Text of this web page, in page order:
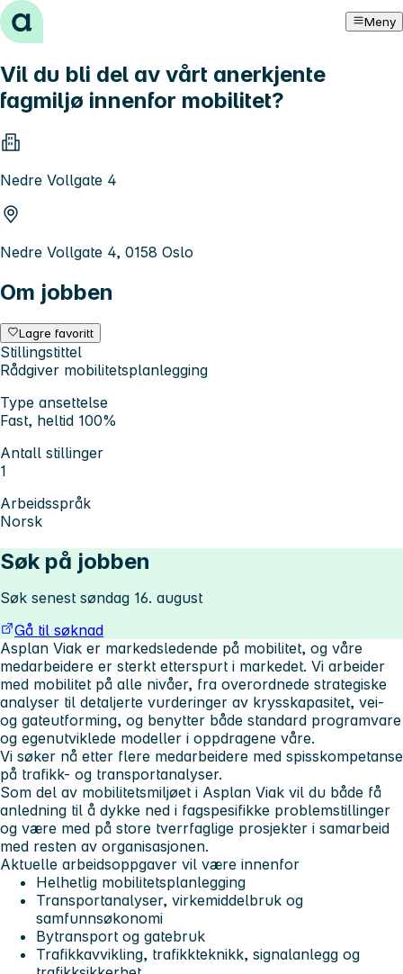
Hopp til innhold Meny
Vil du bli del av vårt anerkjente
fagmiljø innenfor mobilitet?
Nedre Vollgate 4
Nedre Vollgate 4, 0158 Oslo
Om jobben
Lagre favoritt
Stillingstittel
Rådgiver mobilitetsplanlegging
Type ansettelse
Fast, heltid 100%
Antall stillinger
1
Arbeidsspråk
Norsk
Søk på jobben
Søk senest søndag 16. august
Gå til søknad
Asplan Viak er markedsledende på mobilitet, og våre
medarbeidere er sterkt etterspurt i markedet. Vi arbeider
med mobilitet på alle nivåer, fra overordnede strategiske
analyser til detaljerte vurderinger av krysskapasitet, vei-
og gateutforming, og benytter både standard programvare
og egenutviklede modeller i oppdragene våre.
Vi søker nå etter flere medarbeidere med spisskompetanse
på trafikk- og transportanalyser.
Som del av mobilitetsmiljøet i Asplan Viak vil du både få
anledning til å dykke ned i fagspesifikke problemstillinger
og være med på store tverrfaglige prosjekter i samarbeid
med resten av organisasjonen.
Aktuelle arbeidsoppgaver vil være innenfor
Helhetlig mobilitetsplanlegging
Transportanalyser, virkemiddelbruk og
samfunnsøkonomi
Bytransport og gatebruk
Trafikkavvikling, trafikkteknikk, signalanlegg og